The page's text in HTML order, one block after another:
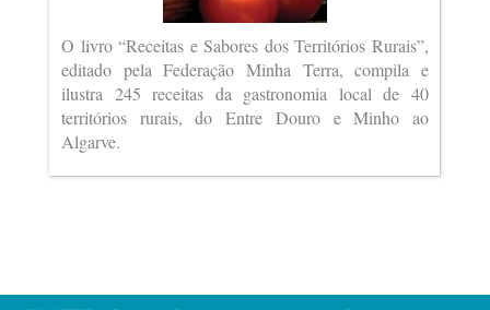
O livro “Receitas e Sabores dos Territórios Rurais”,
editado pela Federação Minha Terra, compila e
ilustra 245 receitas da gastronomia local de 40
territórios rurais, do Entre Douro e Minho ao
Algarve.